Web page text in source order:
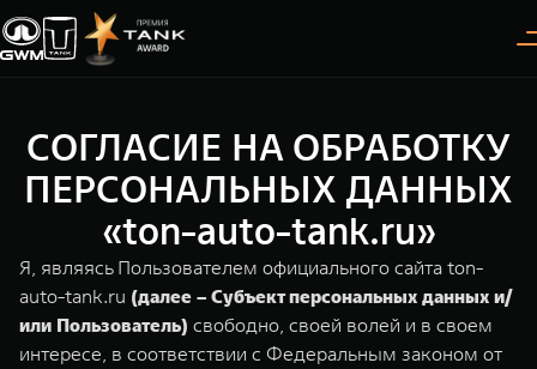
Модели
Покупателям
ВЫБОР АВТОМОБИЛЯ
Спецпредложения
Конфигуратор
Владельцам
ГАРАНТИЯ И ПОДДЕРЖКА
Гарантия
Помощь на дороге
О дилере
ИНФОРМАЦИЯ
О нас
35 лет GWM
СОГЛАСИЕ НА ОБРАБОТКУ
ПЕРСОНАЛЬНЫХ ДАННЫХ
«ton-auto-tank.ru»
Я, являясь Пользователем официального сайта ton-
auto-tank.ru (далее – Субъект персональных данных и/
или Пользователь) свободно, своей волей и в своем
интересе, в соответствии с Федеральным законом от